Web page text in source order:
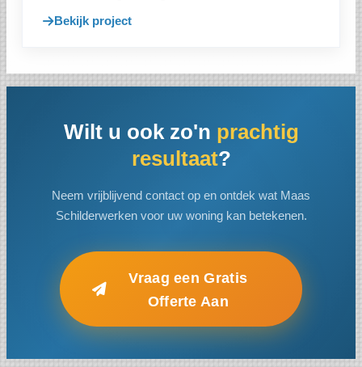
Bekijk project
Wilt u ook zo'n prachtig
resultaat?
Neem vrijblijvend contact op en ontdek wat Maas
Schilderwerken voor uw woning kan betekenen.
Vraag een Gratis
Offerte Aan